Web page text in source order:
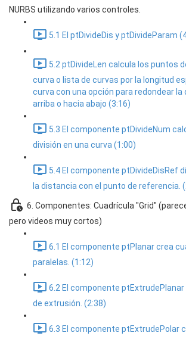
NURBS utilizando varios controles.
5.1 El ptDivideDis y ptDivideParam
5.2 ptDivideLen calcula los puntos
curva o lista de curvas por la longitud
curva con una opción para redondear
arriba o hacia abajo (3:16)
5.3 El componente ptDivideNum
división en una curva (1:00)
5.4 El componente ptDivideDisRef
la distancia con el punto de referencia.
6. Componentes: Cuadrícula "Grid"
pero videos muy cortos)
6.1 El componente ptPlanar crea
paralelas. (1:12)
6.2 El componente
de extrusión. (2:38)
6.3 El componente ptExtrudePolar